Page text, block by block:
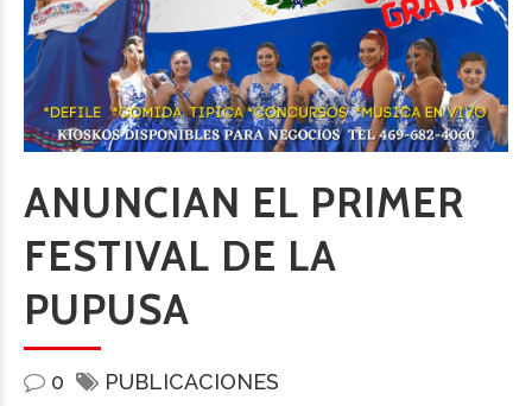
ANUNCIAN EL PRIMER
FESTIVAL DE LA
PUPUSA
0 PUBLICACIONES